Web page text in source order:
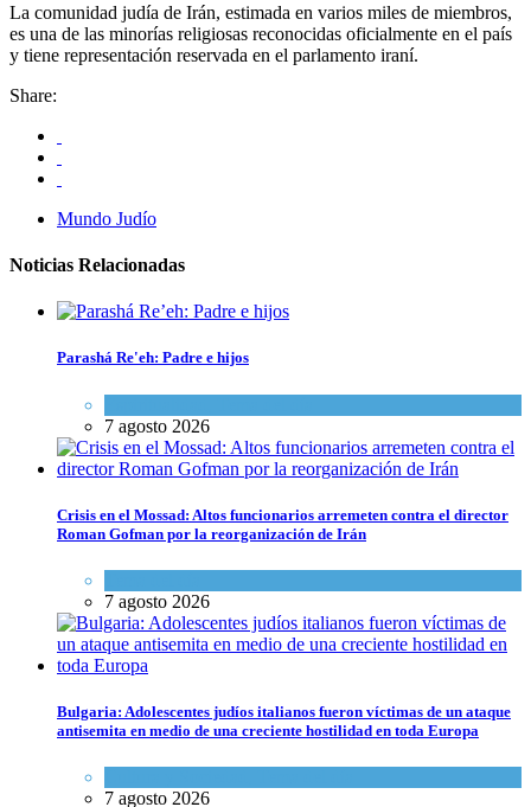
La comunidad judía de Irán, estimada en varios miles de miembros,
es una de las minorías religiosas reconocidas oficialmente en el país
y tiene representación reservada en el parlamento iraní.
Share:
Mundo Judío
Noticias Relacionadas
Parashá Re'eh: Padre e hijos
7 agosto 2026
Crisis en el Mossad: Altos funcionarios arremeten contra el director
Roman Gofman por la reorganización de Irán
7 agosto 2026
Bulgaria: Adolescentes judíos italianos fueron víctimas de un ataque
antisemita en medio de una creciente hostilidad en toda Europa
7 agosto 2026